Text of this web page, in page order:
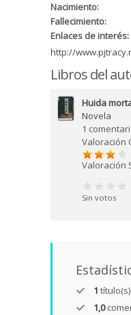
Nacimiento:
Fallecimiento:
Enlaces de interés:
http://
Libros del
Huida
Novela
1
Valoración
Valoración
Sin votos
1
1,0